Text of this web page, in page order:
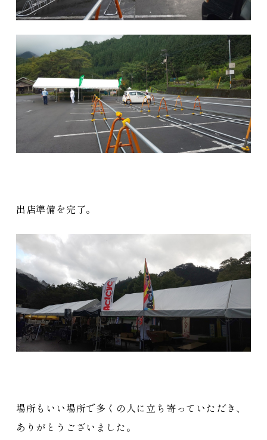
出店準備を完了。
場所もいい場所で多くの人に立ち寄っていただき、
ありがとうございました。